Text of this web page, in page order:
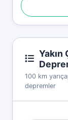
Yakın
100 km
depremler